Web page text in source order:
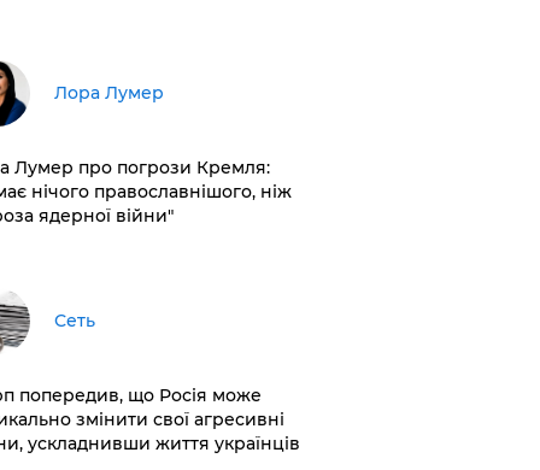
​Лора Лумер
Лумер про погрози Кремля:
нічого православнішого, ніж
ядерної війни"
Сеть
попередив, що Росія може
змінити свої агресивні
ускладнивши життя українців